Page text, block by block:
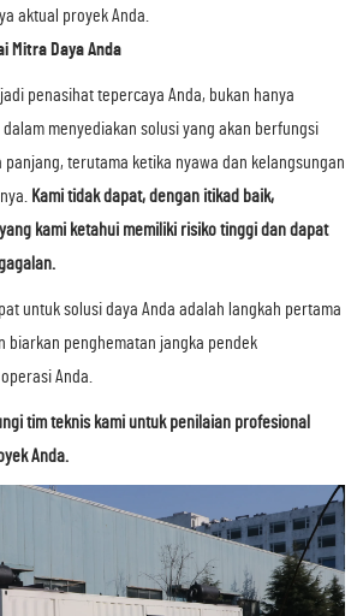
aktual proyek Anda.
Mitra Daya Anda
penasihat tepercaya Anda, bukan hanya
menyediakan solusi yang akan berfungsi
terutama ketika nyawa dan kelangsungan
Kami tidak dapat, dengan itikad baik,
kami ketahui memiliki risiko tinggi dan dapat
untuk solusi daya Anda adalah langkah pertama
biarkan penghematan jangka pendek
Anda.
tim teknis kami untuk penilaian profesional
Anda.